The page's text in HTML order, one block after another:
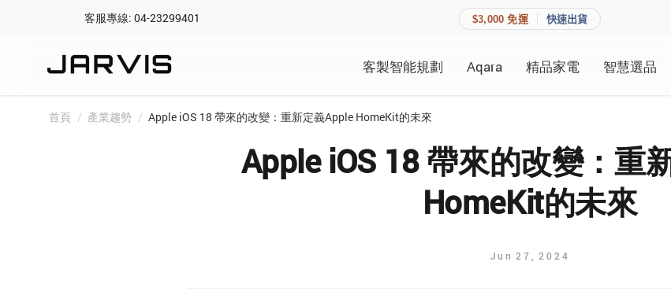
客服專線: 04-23299401 $3,000 免運 快速出貨
客製智能規劃 Aqara 精品家電 智慧選品
首頁 / 產業趨勢 / Apple iOS 18 帶來的改變：重新定義Apple HomeKit的未來
Apple iOS 18 帶來的改變：重
HomeKit的未來
Jun 27 2024
快速連結
Aqara 智慧家庭
智能門鎖
會員資料管理
查看我的最愛